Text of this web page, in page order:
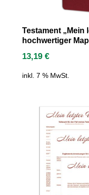
Testament „Mein
hochwertiger
13,19 €
inkl. 7 % MwSt.